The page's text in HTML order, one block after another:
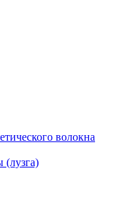
волокна
(лузга)